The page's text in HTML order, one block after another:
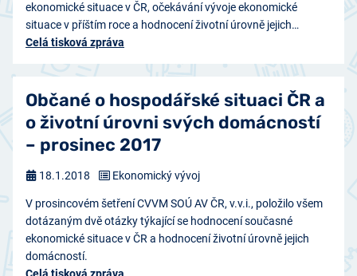
ekonomické situace v ČR, očekávání vývoje ekonomické
situace v příštím roce a hodnocení životní úrovně jejich…
Celá tisková zpráva
Občané o hospodářské situaci ČR a
o životní úrovni svých domácností
– prosinec 2017
V prosincovém šetření CVVM SOÚ AV ČR, v.v.i., položilo všem
dotázaným dvě otázky týkající se hodnocení současné
ekonomické situace v ČR a hodnocení životní úrovně jejich
domácností.
18.1.2018 Ekonomický vývoj